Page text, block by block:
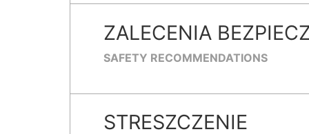
ZALECENIA
SAFETY RECOMMENDATIONS
STRESZCZENIE